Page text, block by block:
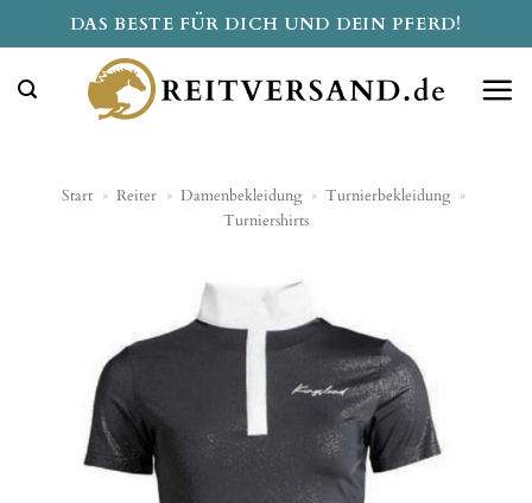
Inhalt
springen
DAS BESTE FÜR DICH UND DEIN PFERD!
Start » Reiter » Damenbekleidung » Turnierbekleidung »
Turniershirts